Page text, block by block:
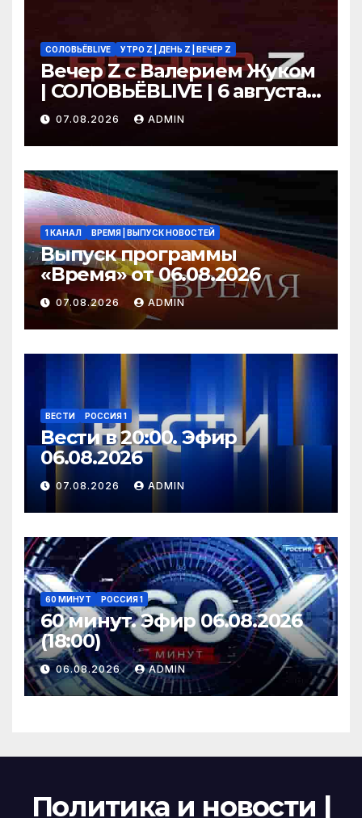
СОЛОВЬЁВLIVE УТРО Z | ДЕНЬ Z | ВЕЧЕР Z
Вечер Z с Валерием Жуком
| СОЛОВЬЁВLIVE | 6 августа
2026 года
07.08.2026 ADMIN
1 КАНАЛ ВРЕМЯ | ВЫПУСК НОВОСТЕЙ
Выпуск программы
«Время» от 06.08.2026
07.08.2026 ADMIN
ВЕСТИ РОССИЯ 1
Вести в 20:00. Эфир
06.08.2026
07.08.2026 ADMIN
60 МИНУТ РОССИЯ 1
60 минут. Эфир 06.08.2026
(18:00)
06.08.2026 ADMIN
Политика и новости |